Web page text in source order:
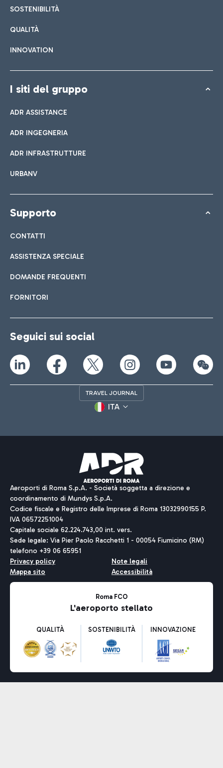
SOSTENIBILITÀ
QUALITÀ
INNOVATION
I siti del gruppo
ADR ASSISTANCE
ADR INGEGNERIA
ADR INFRASTRUTTURE
URBANV
Supporto
CONTATTI
ASSISTENZA SPECIALE
DOMANDE FREQUENTI
FORNITORI
Seguici sui social
TRAVEL JOURNAL
ITA
Aeroporti di Roma S.p.A. - Società soggetta a direzione e
coordinamento di Mundys S.p.A.
Codice fiscale e Registro delle Imprese di Roma 13032990155 P.
IVA 06572251004
Capitale sociale 62.224.743,00 int. vers.
Sede legale: Via Pier Paolo Racchetti 1 - 00054 Fiumicino (RM)
telefono +39 06 65951
Privacy policy
Note legali
Mappa sito
Accessibilità
Roma FCO
L'aeroporto stellato
QUALITÀ SOSTENIBILITÀ INNOVAZIONE